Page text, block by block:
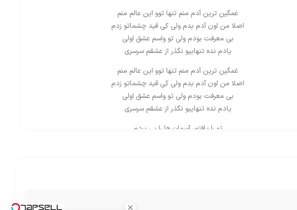
غمگین ترین آدم منم تنها توو این عالم منم
اصلا من اون آدم بدم ولی کِی قید چشماتو زدم
بی معرفت بودم ولی تو واسم عشق اولی
یادم نده تنهاییو نگذر از عشقم سرسری
غمگین ترین آدم منم تنها توو این عالم منم
اصلا من اون آدم بدم ولی کِی قید چشماتو زدم
بی معرفت بودم ولی تو واسم عشق اولی
یادم نده تنهاییو نگذر از عشقم سرسری
تو را یافتم، آسمان ها را پی بردم